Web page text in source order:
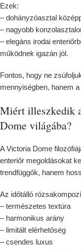
Ezek:
– dohányzóasztal
– nagyobb
– elegáns irodai
működnek igazán jól.
Fontos, hogy ne
mennyiségben, hanem
Miért illeszkedik
Dome világába?
A Victoria Dome
enteriőr megoldásokat
trendfüggők, hanem
Az időtálló
– természetes textúra
– harmonikus arány
– limitált elérhetőség
– csendes luxus